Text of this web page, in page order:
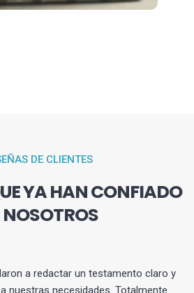
DE CLIENTES
YA HAN CONFIADO
NOSOTROS
a redactar un testamento claro y
nuestras necesidades. Totalmente